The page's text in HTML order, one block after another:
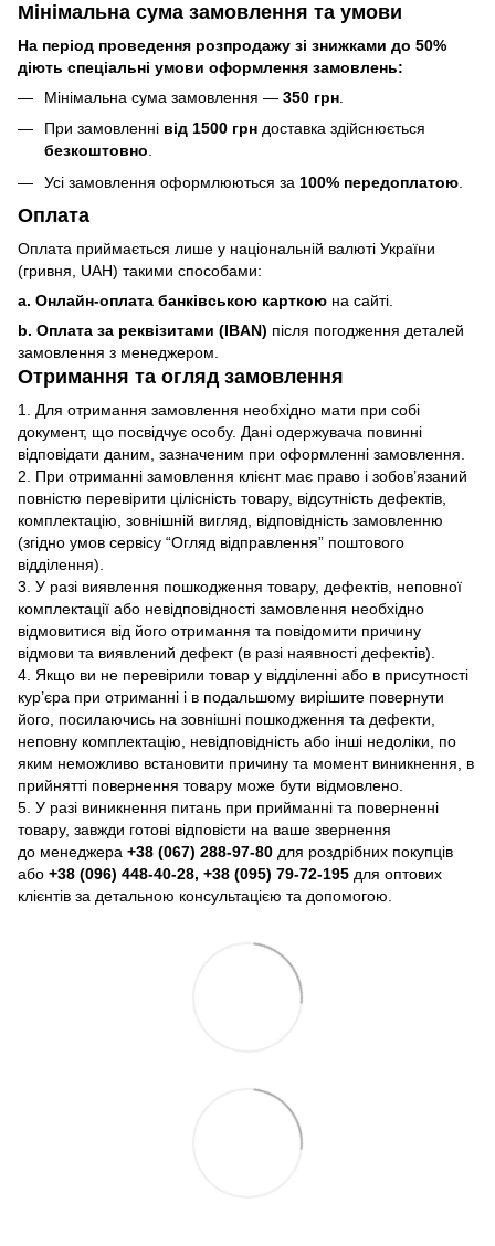
Мінімальна сума замовлення та умови
На період проведення розпродажу зі знижками до 50%
діють спеціальні умови оформлення замовлень:
Мінімальна сума замовлення — 350 грн
При замовленні від 1500 грн доставка здійснюється
безкоштовно.
Усі замовлення оформлюються за 100% передоплатою
Оплата
Оплата приймається лише у національній валюті України
(гривня, UAH) такими способами:
a. Онлайн-оплата банківською карткою на сайті.
b. Оплата за реквізитами (IBAN) після погодження деталей
замовлення з менеджером.
Отримання та огляд замовлення
1. Для отримання замовлення необхідно мати при собі
документ, що посвідчує особу. Дані одержувача повинні
відповідати даним, зазначеним при оформленні замовлення.
2. При отриманні замовлення клієнт має право і зобов’язаний
повністю перевірити цілісність товару, відсутність дефектів,
комплектацію, зовнішній вигляд, відповідність замовленню
(згідно умов сервісу “Огляд відправлення” поштового
відділення).
3. У разі виявлення пошкодження товару, дефектів, неповної
комплектації або невідповідності замовлення необхідно
відмовитися від його отримання та повідомити причину
відмови та виявлений дефект (в разі наявності дефектів).
4. Якщо ви не перевірили товар у відділенні або в присутності
кур’єра при отриманні і в подальшому вирішите повернути
його, посилаючись на зовнішні пошкодження та дефекти,
неповну комплектацію, невідповідність або інші недоліки, по
яким неможливо встановити причину та момент виникнення, в
прийнятті повернення товару може бути відмовлено.
5. У разі виникнення питань при прийманні та поверненні
товару, завжди готові відповісти на ваше звернення
до менеджера +38 (067) 288-97-80 для роздрібних покупців
або +38 (096) 448-40-28, +38 (095) 79-72-195 для оптових
клієнтів за детальною консультацією та допомогою.